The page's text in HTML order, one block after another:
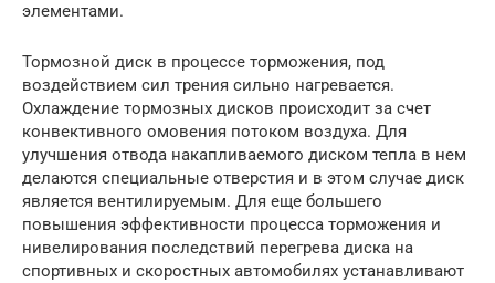
элементами.
Тормозной диск в процессе торможения, под
воздействием сил трения сильно нагревается.
Охлаждение тормозных дисков происходит за счет
конвективного омовения потоком воздуха. Для
улучшения отвода накапливаемого диском тепла в нем
делаются специальные отверстия и в этом случае диск
является вентилируемым. Для еще большего
повышения эффективности процесса торможения и
нивелирования последствий перегрева диска на
спортивных и скоростных автомобилях устанавливают